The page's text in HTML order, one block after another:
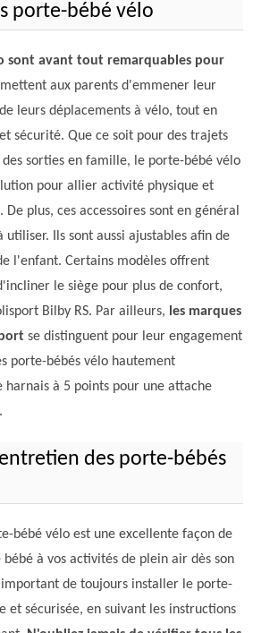
porte-bébé vélo
sont avant tout remarquables pour
aux parents d'emmener leur
leurs déplacements à vélo, tout en
sécurité. Que ce soit pour des trajets
sorties en famille, le porte-bébé vélo
pour allier activité physique et
De plus, ces accessoires sont en général
Ils sont aussi ajustables afin de
l'enfant. Certains modèles offrent
le siège pour plus de confort,
Bilby RS. Par ailleurs, les marques
se distinguent pour leur engagement
porte-bébés vélo hautement
harnais à 5 points pour une attache
des porte-bébés
bébé vélo est une excellente façon de
à vos activités de plein air dès son
important de toujours installer le porte-
et sécurisée, en suivant les instructions